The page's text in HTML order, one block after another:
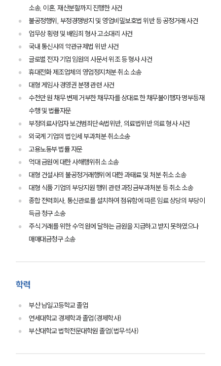
업무사례
주요 업무사례
사례분석/최신동향
법률정보
법률지식인
고객후기
업무분야
건설부 업무
전체
구성원 소개
부동산전문변호사
소식/자료
대륜법률상담예약
소송, 이혼, 재산분할까지 진행한 사건
불공정행위, 부정경쟁방지 및 영업비밀보호법 위반 등 공정거래 사건
업무상 횡령 및 배임죄 형사 고소대리 사건
국내 통신사의 약관규제법 위반 사건
글로벌 전자 기업 임원의 사문서 위조 등 형사 사건
휴대전화 제조업체의 영업정지처분 취소 소송
대형 게임사 경영권 분쟁 관련 사건
수천만 원 채무 변제 거부한 채무자를 상대로 한 채무불이행자 명부등재
수행 및 법률자문
부정의료사업자 보건범죄단속법위반, 의료법위반 의료 형사 사건
외국계 기업의 법인세 부과처분 취소소송
고용노동부 법률 자문
억대 금원에 대한 사해행위취소 소송
대형 건설사의 불공정거래행위에 대한 과태료 및 처분 취소 소송
대형 식품 기업의 부당지원 행위 관련 과징금부과처분 등 취소 소송
종합 전력회사, 통신관로를 설치하여 점유함에 따른 임료 상당의 부당이
득금 청구 소송
주식 거래를 위한 수억 원에 달하는 금원을 지급하고 받지 못하였으나
매매대금청구 소송
학력
부산 남일고등학교 졸업
연세대학교 경제학과 졸업(경제학사)
부산대학교 법학전문대학원 졸업(법무석사)